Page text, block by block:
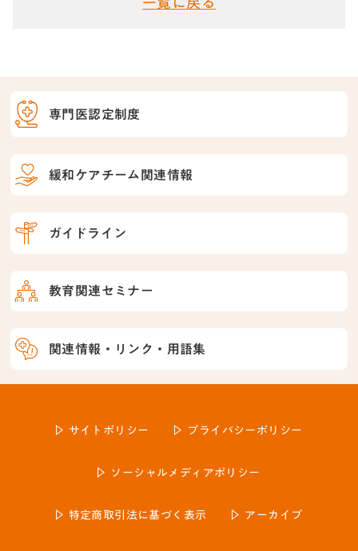
専門医認定制度
緩和ケアチーム関連情報
ガイドライン
教育関連セミナー
関連情報・リンク・用語集
サイトポリシー プライバシーポリシー
ソーシャルメディアポリシー
特定商取引法に基づく表示 アーカイブ